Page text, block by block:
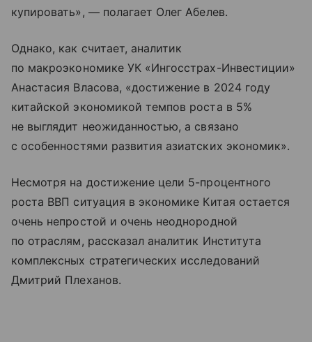
купировать», — полагает Олег Абелев.
Однако, как считает, аналитик
по макроэкономике УК «Ингосстрах-Инвестиции»
Анастасия Власова, «достижение в 2024 году
китайской экономикой темпов роста в 5%
не выглядит неожиданностью, а связано
с особенностями развития азиатских экономик».
Несмотря на достижение цели 5-процентного
роста ВВП ситуация в экономике Китая остается
очень непростой и очень неоднородной
по отраслям, рассказал аналитик Института
комплексных стратегических исследований
Дмитрий Плеханов.